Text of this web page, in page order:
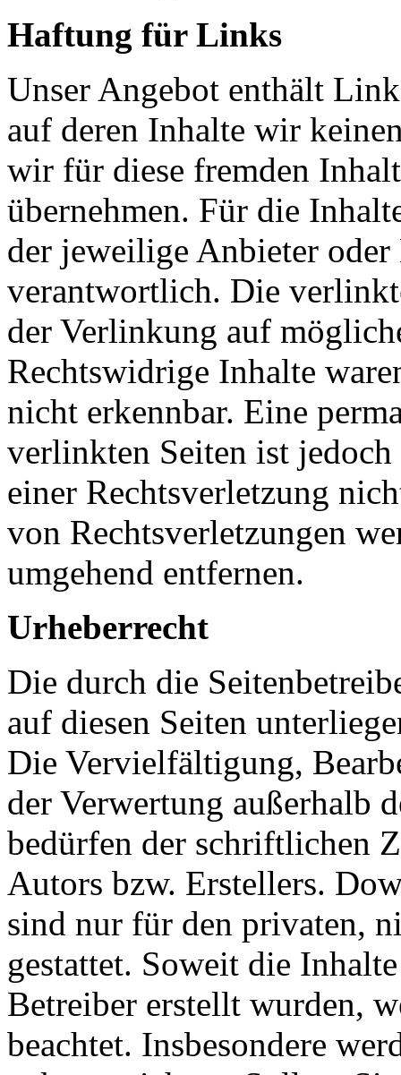
Haftung für Links
Unser Angebot enthält
auf deren Inhalte wir
wir für diese fremden
übernehmen. Für die
der jeweilige Anbieter oder
verantwortlich. Die
der Verlinkung auf
Rechtswidrige Inhalte
nicht erkennbar. Eine
verlinkten Seiten ist
einer Rechtsverletzung
von Rechtsverletzungen
umgehend entfernen.
Urheberrecht
Die durch die
auf diesen Seiten
Die Vervielfältigung,
der Verwertung außerhalb
bedürfen der schriftlichen
Autors bzw. Erstellers.
sind nur für den privaten,
gestattet. Soweit die
Betreiber erstellt wurden,
beachtet. Insbesondere